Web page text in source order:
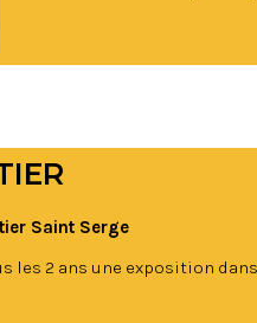
Saint Serge
les 2 ans une exposition